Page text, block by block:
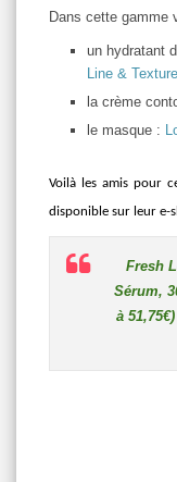
Dans cette gamme
un hydratant
Line &
la crème
le masque :
Voilà les amis pour
disponible sur leur e-
Fresh
Sérum,
à